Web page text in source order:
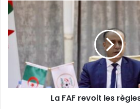
La
FAF
revoit
les
règles
La FAF revoit les